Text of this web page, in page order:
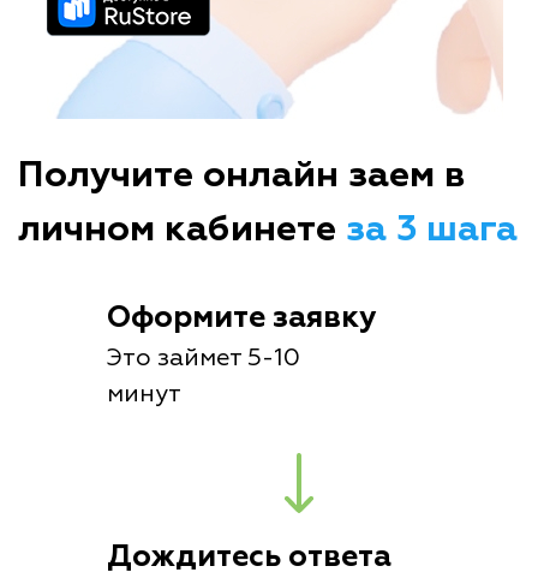
Получите онлайн заем в
личном кабинете за 3 шага
Оформите заявку
Это займет 5-10
минут
Дождитесь ответа